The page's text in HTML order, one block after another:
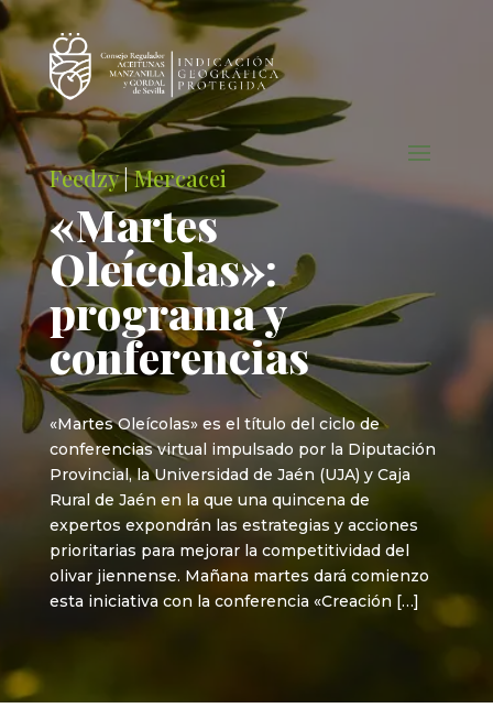
Feedzy|Mercacei
«Martes
Oleícolas»:
programa y
conferencias
«Martes Oleícolas» es el título del ciclo de
conferencias virtual impulsado por la Diputación
Provincial, la Universidad de Jaén (UJA) y Caja
Rural de Jaén en la que una quincena de
expertos expondrán las estrategias y acciones
prioritarias para mejorar la competitividad del
olivar jiennense. Mañana martes dará comienzo
esta iniciativa con la conferencia «Creación […]